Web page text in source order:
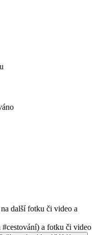
další fotku či video a
a fotku či video